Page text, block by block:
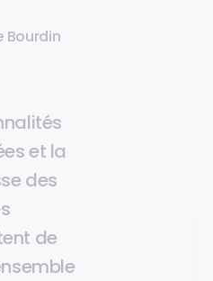
Bourdin
et la
des
de